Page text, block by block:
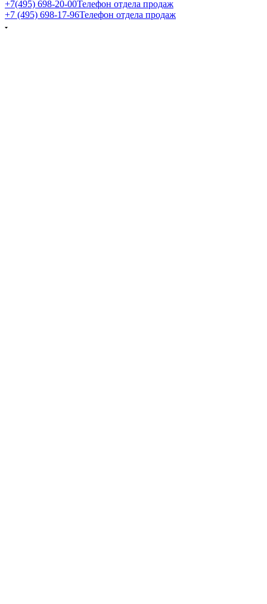
+7(495) 698-20-00Телефон отдела продаж
+7 (495) 698-17-96Телефон отдела продаж